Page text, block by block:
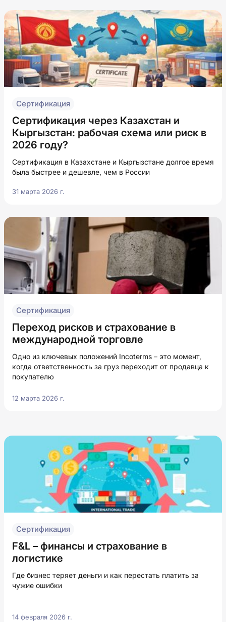
Сертификация
Сертификация через Казахстан и
Кыргызстан: рабочая схема или риск в
2026 году?
Сертификация в Казахстане и Кыргызстане долгое время
была быстрее и дешевле, чем в России
31 марта 2026 г.
Сертификация
Переход рисков и страхование в
международной торговле
Одно из ключевых положений Incoterms – это момент,
когда ответственность за груз переходит от продавца к
покупателю
12 марта 2026 г.
Сертификация
F&L – финансы и страхование в
логистике
Где бизнес теряет деньги и как перестать платить за
чужие ошибки
14 февраля 2026 г.